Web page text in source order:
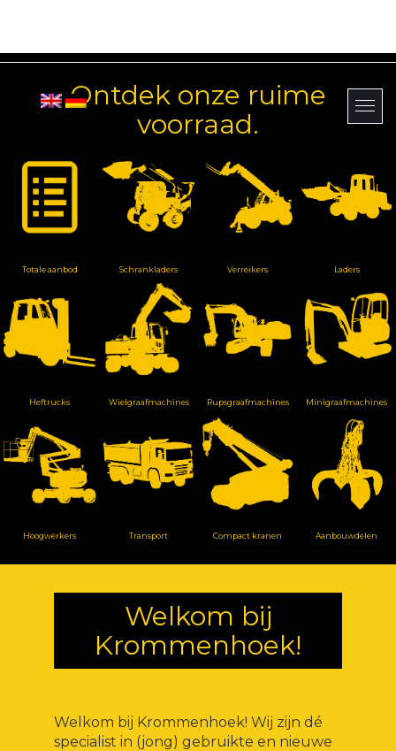
Ontdek onze ruime
voorraad.
Totale aanbod Schrankladers Verreikers Laders
Heftrucks Wielgraafmachines Rupsgraafmachines Minigraafmachines
Hoogwerkers Transport Compact kranen Aanbouwdelen
Welkom bij
Krommenhoek!
Welkom bij Krommenhoek! Wij zijn dé
specialist in (jong) gebruikte en nieuwe